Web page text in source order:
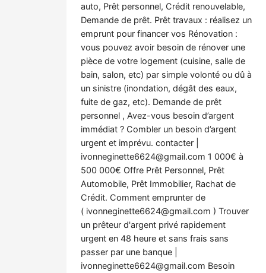
auto, Prêt personnel, Crédit renouvelable,
Demande de prêt. Prêt travaux : réalisez un
emprunt pour financer vos Rénovation :
vous pouvez avoir besoin de rénover une
pièce de votre logement (cuisine, salle de
bain, salon, etc) par simple volonté ou dû à
un sinistre (inondation, dégât des eaux,
fuite de gaz, etc). Demande de prêt
personnel , Avez-vous besoin d’argent
immédiat ? Combler un besoin d’argent
urgent et imprévu. contacter |
ivonneginette6624@gmail.com 1 000€ à
500 000€ Offre Prêt Personnel, Prêt
Automobile, Prêt Immobilier, Rachat de
Crédit. Comment emprunter de
( ivonneginette6624@gmail.com ) Trouver
un prêteur d'argent privé rapidement
urgent en 48 heure et sans frais sans
passer par une banque |
ivonneginette6624@gmail.com Besoin